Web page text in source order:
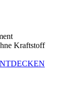
Kraftstoff